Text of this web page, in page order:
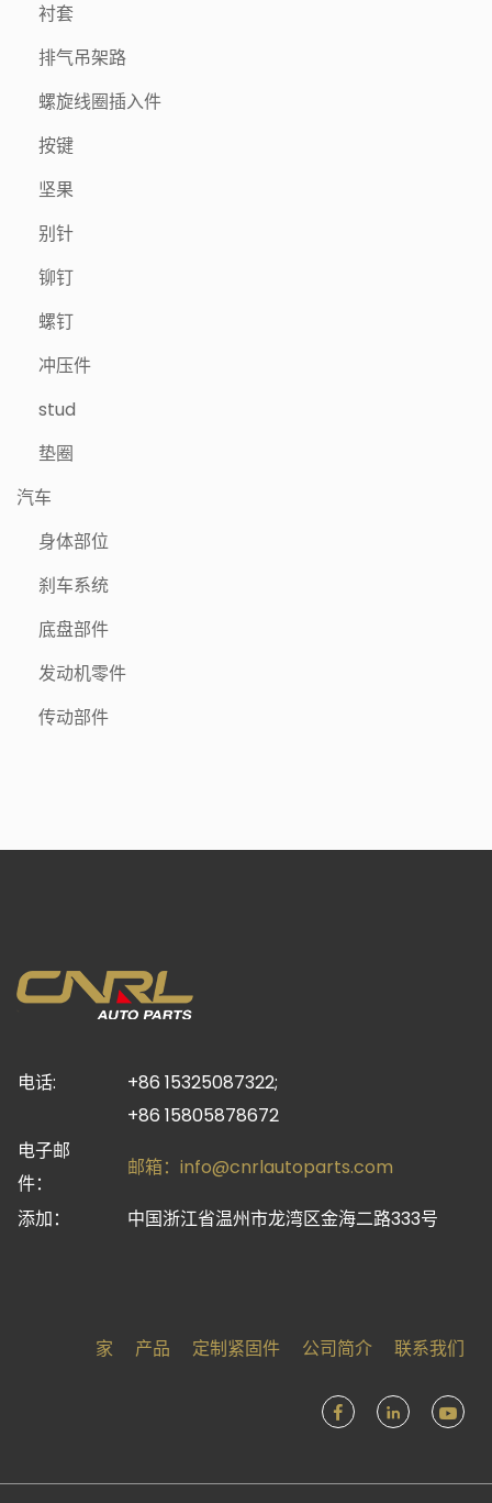
衬套
排气吊架路
螺旋线圈插入件
按键
坚果
别针
铆钉
螺钉
冲压件
stud
垫圈
汽车
身体部位
刹车系统
底盘部件
发动机零件
传动部件
电话:
+86 15325087322;
+86 15805878672
电子邮
件：
邮箱： info@cnrlautoparts.com
添加： 中国浙江省温州市龙湾区金海二路333号
家 产品 定制紧固件 公司简介 联系我们